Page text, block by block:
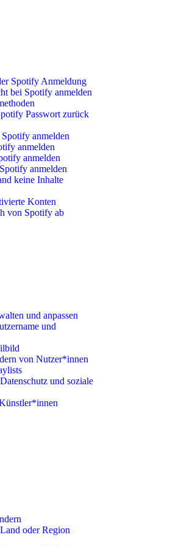
Spotify Anmeldung
bei Spotify anmelden
Passwort zurück
anmelden
anmelden
anmelden
anmelden
keine Inhalte
Konten
von Spotify ab
und anpassen
und
von Nutzer*innen
und soziale
oder Region